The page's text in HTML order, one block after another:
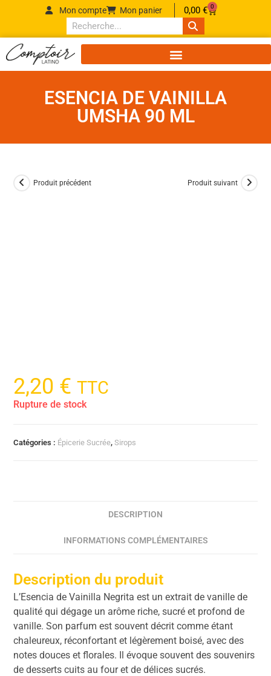
Mon compte Mon panier 0,00 € 0
ESENCIA DE VAINILLA
UMSHA 90 ML
Produit précédent Produit suivant
2,20 € TTC
Rupture de stock
Catégories : Épicerie Sucrée,Sirops
DESCRIPTION
INFORMATIONS COMPLÉMENTAIRES
Description du produit
L’Esencia de Vainilla Negrita est un extrait de vanille de
qualité qui dégage un arôme riche, sucré et profond de
vanille. Son parfum est souvent décrit comme étant
chaleureux, réconfortant et légèrement boisé, avec des
notes douces et florales. Il évoque souvent des souvenirs
de desserts cuits au four et de délices sucrés.